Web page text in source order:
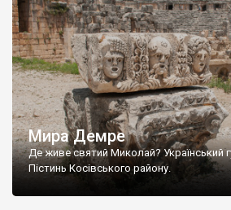
Мира Демре
Де живе святий Миколай? Український
Пістинь Косівського району.